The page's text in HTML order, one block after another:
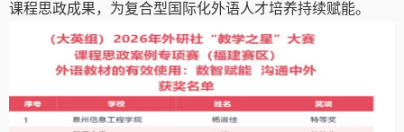
课程思政成果，为复合型国际化外语人才培养持续赋能。